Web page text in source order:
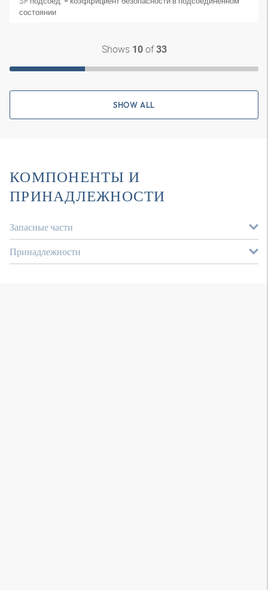
состоянии
Shows 10of33
SHOW ALL
КОМПОНЕНТЫ И
ПРИНАДЛЕЖНОСТИ
Запасные части
Принадлежности